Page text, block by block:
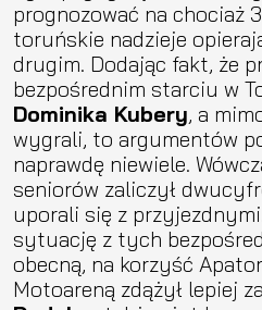
prognozować na chociaż
toruńskie nadzieje
drugim. Dodając fakt, że
bezpośrednim starciu w
Dominika Kubery, a
wygrali, to argumentów
naprawdę niewiele.
seniorów zaliczył
uporali się z
sytuację z tych
obecną, na korzyść
Motoareną zdążył lepiej